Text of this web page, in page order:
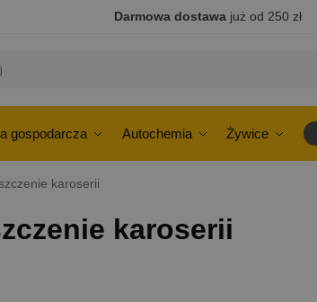
Darmowa dostawajuż od 250 zł
gospodarcza Autochemia Żywice
karoserii
karoserii